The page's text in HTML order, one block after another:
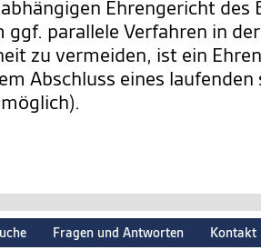
Ehrengericht des
ggf. parallele Verfahren in
zu vermeiden, ist ein
Abschluss eines
Fragen und Antworten Kontakt